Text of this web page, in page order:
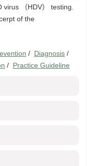
virus （HDV） testing.
of the
/ Diagnosis /
/ Practice Guideline